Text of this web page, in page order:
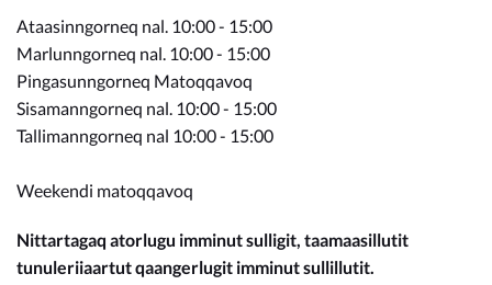
Ataasinngorneq nal. 10:00 - 15:00
Marlunngorneq nal. 10:00 - 15:00
Pingasunngorneq Matoqqavoq
Sisamanngorneq nal. 10:00 - 15:00
Tallimanngorneq nal 10:00 - 15:00
Weekendi matoqqavoq
Nittartagaq atorlugu imminut sulligit, taamaasillutit
tunuleriiaartut qaangerlugit imminut sullillutit.